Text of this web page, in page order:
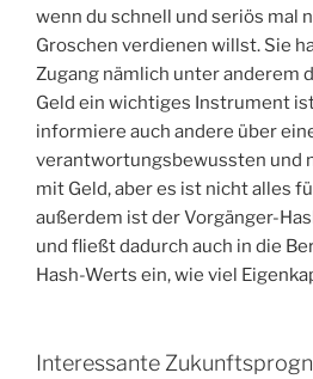
wenn du schnell und seriös mal
Groschen verdienen willst. Sie
Zugang nämlich unter anderem
Geld ein wichtiges Instrument
informiere auch andere über
verantwortungsbewussten und
mit Geld, aber es ist nicht alles
außerdem ist der Vorgänger-
und fließt dadurch auch in die
Hash-Werts ein, wie viel
Interessante